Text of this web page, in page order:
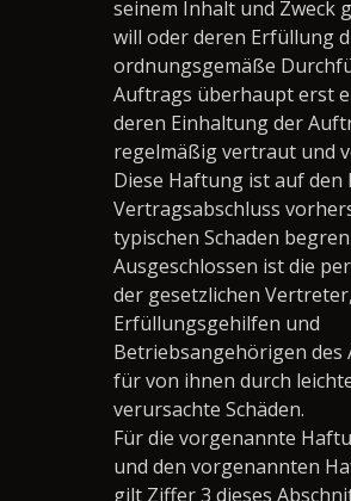
seinem Inhalt und Zweck
will oder deren Erfüllung
ordnungsgemäße
Auftrags überhaupt erst
deren Einhaltung der
regelmäßig vertraut und
Diese Haftung ist auf den
Vertragsabschluss
typischen Schaden
Ausgeschlossen ist die
der gesetzlichen Vertreter,
Erfüllungsgehilfen und
Betriebsangehörigen
für von ihnen durch
verursachte Schäden.
Für die vorgenannte
und den vorgenannten
gilt Ziffer 3 dieses